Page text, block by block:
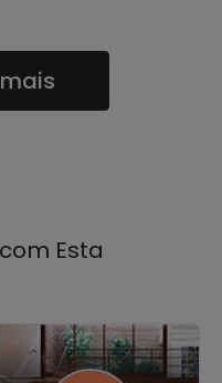
Esta